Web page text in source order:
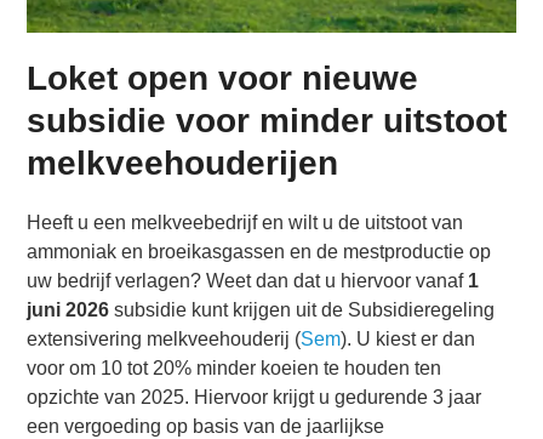
Loket open voor nieuwe
subsidie voor minder uitstoot
melkveehouderijen
Heeft u een melkveebedrijf en wilt u de uitstoot van
ammoniak en broeikasgassen en de mestproductie op
uw bedrijf verlagen? Weet dan dat u hiervoor vanaf1
juni 2026 subsidie kunt krijgen uit de Subsidieregeling
extensivering melkveehouderij (Sem). U kiest er dan
voor om 10 tot 20% minder koeien te houden ten
opzichte van 2025. Hiervoor krijgt u gedurende 3 jaar
een vergoeding op basis van de jaarlijkse